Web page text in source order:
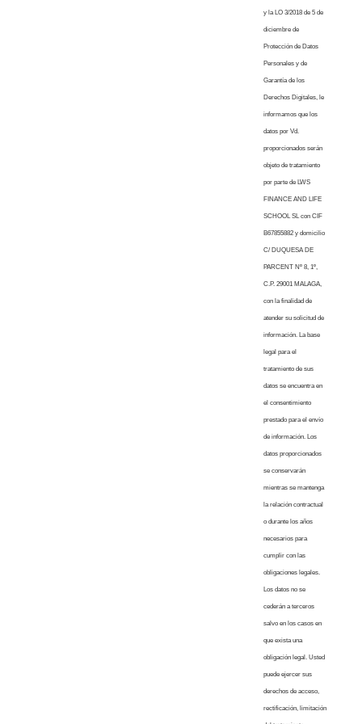
y la LO 3/2018 de 5 de
diciembre de
Protección de Datos
Personales y de
Garantía de los
Derechos Digitales, le
informamos que los
datos por Vd.
proporcionados serán
objeto de tratamiento
por parte de LWS
FINANCE AND LIFE
SCHOOL SL con CIF
B67855882 y domicilio
C/ DUQUESA DE
PARCENT Nº 8, 1º,
C.P. 29001 MALAGA,
con la finalidad de
atender su solicitud de
información. La base
legal para el
tratamiento de sus
datos se encuentra en
el consentimiento
prestado para el envío
de información. Los
datos proporcionados
se conservarán
mientras se mantenga
la relación contractual
o durante los años
necesarios para
cumplir con las
obligaciones legales.
Los datos no se
cederán a terceros
salvo en los casos en
que exista una
obligación legal. Usted
puede ejercer sus
derechos de acceso,
rectificación, limitación